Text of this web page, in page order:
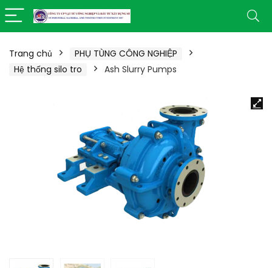
Trang chủ
PHỤ TÙNG CÔNG NGHIỆP
Hệ thống silo tro
Ash Slurry Pumps